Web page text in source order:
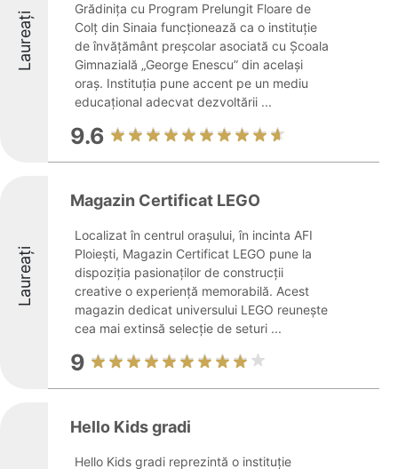
Laureați
Grădinița cu Program Prelungit Floare de
Colț din Sinaia funcționează ca o instituție
de învățământ preșcolar asociată cu Școala
Gimnazială „George Enescu” din același
oraș. Instituția pune accent pe un mediu
educațional adecvat dezvoltării ...
9.6
Laureați
Magazin Certificat LEGO
Localizat în centrul orașului, în incinta AFI
Ploiești, Magazin Certificat LEGO pune la
dispoziția pasionaților de construcții
creative o experiență memorabilă. Acest
magazin dedicat universului LEGO reunește
cea mai extinsă selecție de seturi ...
9
Hello Kids gradi
Hello Kids gradi reprezintă o instituție